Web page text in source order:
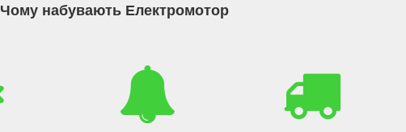
Чому набувають Електромотор